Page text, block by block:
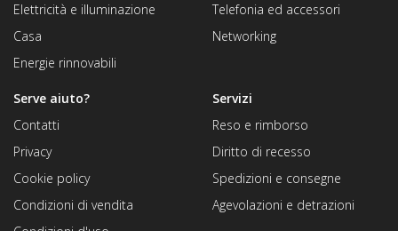
Elettricità e illuminazione
Casa
Energie rinnovabili
Telefonia ed accessori
Networking
Servizi
Reso e rimborso
Diritto di recesso
Spedizioni e consegne
Agevolazioni e detrazioni
Serve aiuto?
Contatti
Privacy
Cookie policy
Condizioni di vendita